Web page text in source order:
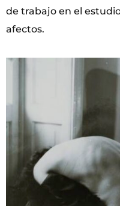
de trabajo en el
afectos.